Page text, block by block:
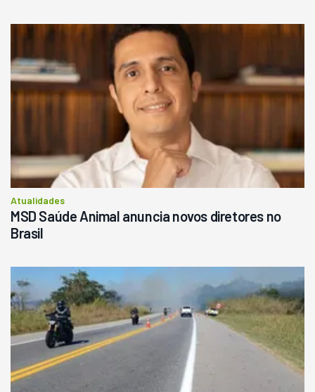
Atualidades
MSD Saúde Animal anuncia novos diretores no
Brasil